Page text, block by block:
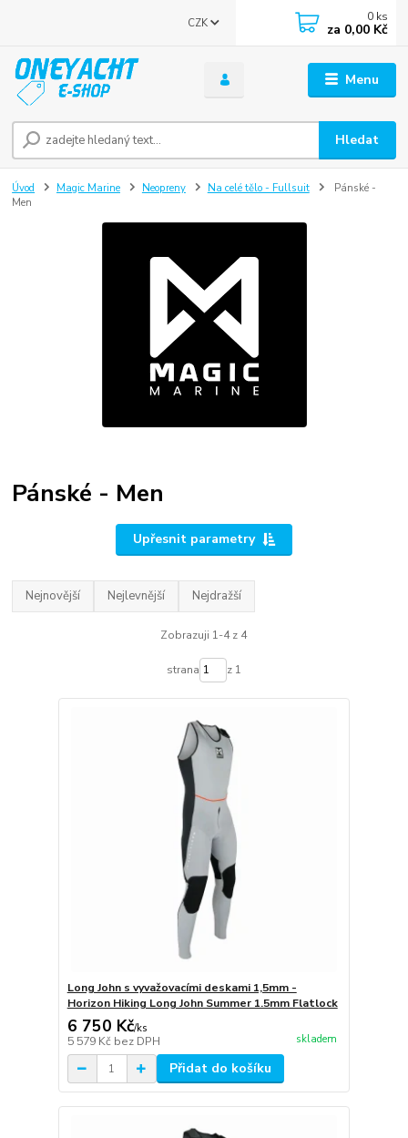
Menu
CZK
Hledat
0 ks
za 0,00 Kč
Úvod Magic Marine Neopreny Na celé tělo - Fullsuit
Pánské -
Men
Pánské - Men
Upřesnit parametry
Nejnovější Nejlevnější Nejdražší
Zobrazuji 1-4 z 4
strana z 1
Long John s vyvažovacími deskami 1,5mm -
Horizon Hiking Long John Summer 1.5mm Flatlock
6 750 Kč/ks
5 579 Kč bez DPH skladem
Přidat do košíku